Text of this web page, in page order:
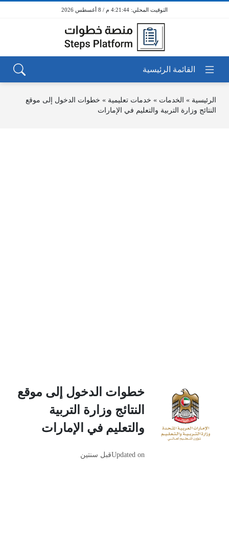
4:21:44 م / 8 أغسطس 2026
الرئيسية » الخدمات » خدمات تعليمية » خطوات الدخول إلى موقع
النتائج وزارة التربية والتعليم في الإمارات
خطوات الدخول إلى موقع
النتائج وزارة التربية
والتعليم في الإمارات
Updated onقبل سنتين